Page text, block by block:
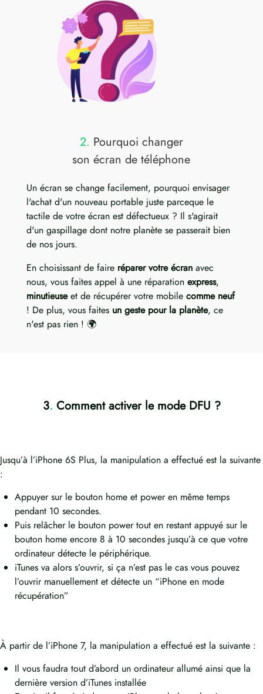
2. Pourquoi changer
son écrande téléphone
Un écran se change facilement, pourquoi envisager
l'achat d'un nouveau portable juste parceque le
tactile de votre écran est défectueux ? Il s'agirait
d'un gaspillage dont notre planète se passerait bien
de nos jours.
En choisissant de faire réparer votre écranavec
nous, vous faites appel à une réparation express,
minutieuseet de récupérer votre mobile comme neuf
! De plus, vous faites un geste pour la planète, ce
n'est pas rien ! 🌍
3. Comment activer le mode DFU ?
Jusqu’à l’iPhone 6S Plus, la manipulation a effectué est la suivante
:
Appuyer sur le bouton home et power en même temps
pendant 10 secondes.
Puis relâcher le bouton power tout en restant appuyé sur le
bouton home encore 8 à 10 secondes jusqu’à ce que votre
ordinateur détecte le périphérique.
iTunes va alors s’ouvrir, si ça n’est pas le cas vous pouvez
l’ouvrir manuellement et détecte un “iPhone en mode
récupération”
À partir de l’iPhone 7, la manipulation a effectué est la suivante :
Il vous faudra tout d’abord un ordinateur allumé ainsi que la
dernière version d’iTunes installée